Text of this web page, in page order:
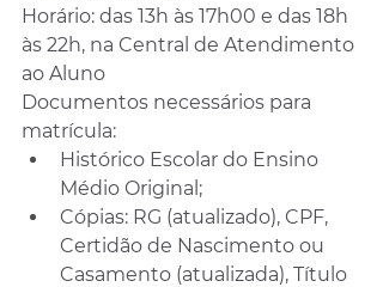
Horário: das 13h às 17h00 e das 18h
às 22h, na Central de Atendimento
ao Aluno
Documentos necessários para
matrícula:
Histórico Escolar do Ensino
Médio Original;
Cópias: RG (atualizado), CPF,
Certidão de Nascimento ou
Casamento (atualizada), Título